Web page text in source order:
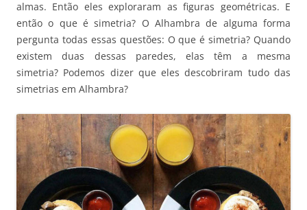
almas. Então eles exploraram as figuras geométricas. E
então o que é simetria? O Alhambra de alguma forma
pergunta todas essas questões: O que é simetria? Quando
existem duas dessas paredes, elas têm a mesma
simetria? Podemos dizer que eles descobriram tudo das
simetrias em Alhambra?